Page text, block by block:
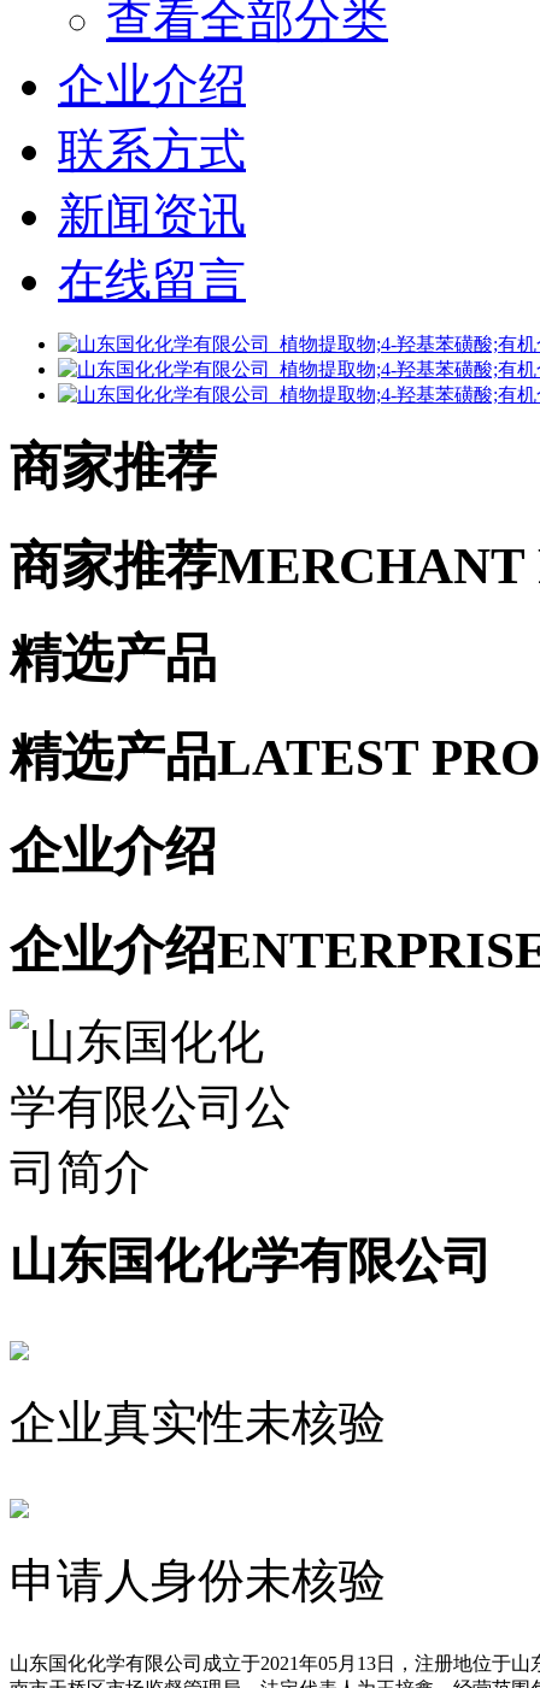
查看全部分类
企业介绍
联系方式
新闻资讯
在线留言
商家推荐
商家推荐
精选产品
精选产品LATEST
企业介绍
企业介绍
山东国化化学有限公司
企业真实性未核验
申请人身份未核验
山东国化化学有限公司成立于2021年05月13日，注册地位于